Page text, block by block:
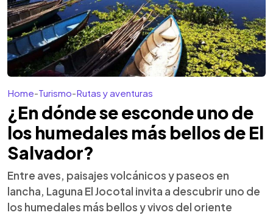
Home-Turismo-Rutas y aventuras
¿En dónde se esconde uno de
los humedales más bellos de El
Salvador?
Entre aves, paisajes volcánicos y paseos en
lancha, Laguna El Jocotal invita a descubrir uno de
los humedales más bellos y vivos del oriente